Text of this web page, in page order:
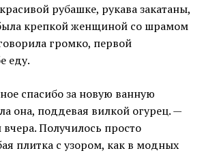
рубашке, рукава закатаны,
крепкой женщиной со шрамом
громко, первой
еду.
спасибо за новую ванную
она, поддевая вилкой огурец. —
Получилось просто
плитка с узором, как в модных